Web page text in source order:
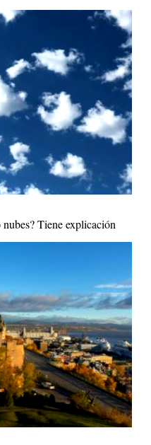
nubes? Tiene explicación